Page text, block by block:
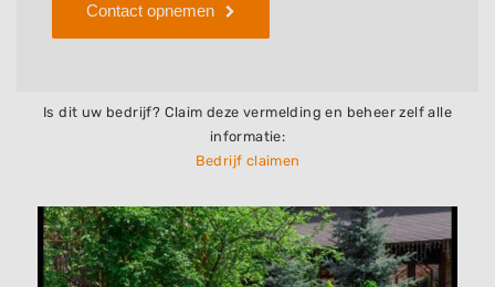
Contact opnemen
Is dit uw bedrijf? Claim deze vermelding en beheer zelf alle
informatie:
Bedrijf claimen